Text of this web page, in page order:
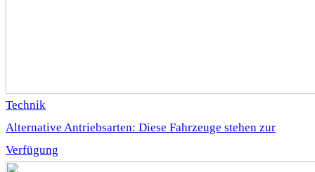
Technik
Alternative Antriebsarten: Diese Fahrzeuge stehen zur
Verfügung